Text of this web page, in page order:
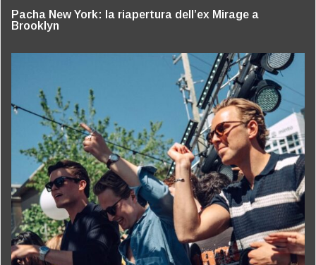
Pacha New York: la riapertura dell’ex Mirage a
Brooklyn